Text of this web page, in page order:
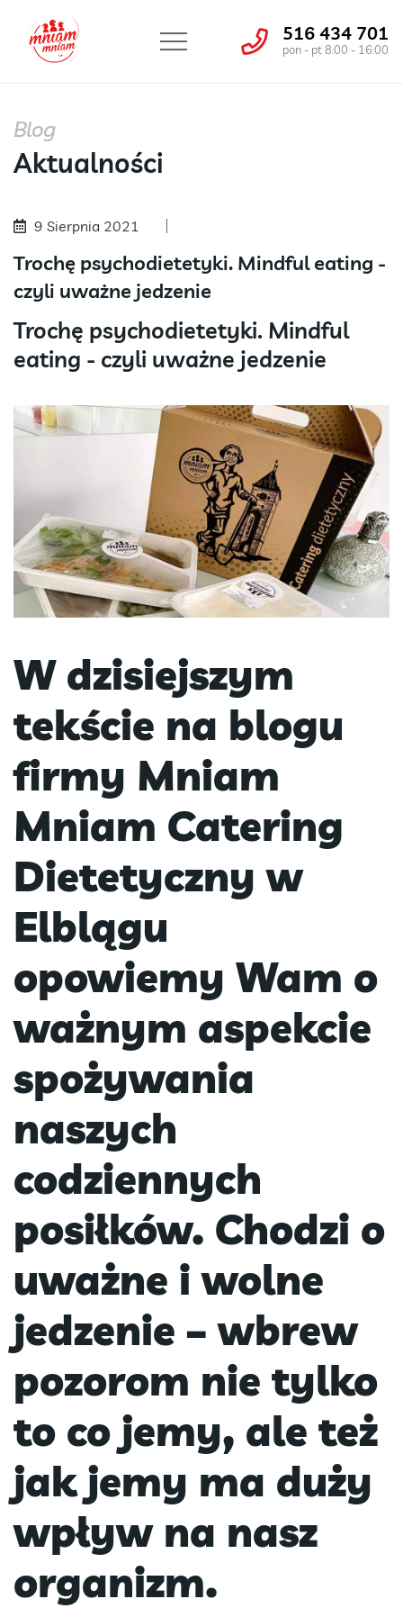
516 434 701
pon - pt 8:00 - 16:00
Blog
Aktualności
9 Sierpnia 2021
Trochę psychodietetyki. Mindful eating -
czyli uważne jedzenie
Trochę psychodietetyki. Mindful
eating - czyli uważne jedzenie
W dzisiejszym
tekście na blogu
firmy Mniam
Mniam Catering
Dietetyczny w
Elblągu
opowiemy Wam o
ważnym aspekcie
spożywania
naszych
codziennych
posiłków. Chodzi o
uważne i wolne
jedzenie – wbrew
pozorom nie tylko
to co jemy, ale też
jak jemy ma duży
wpływ na nasz
organizm.